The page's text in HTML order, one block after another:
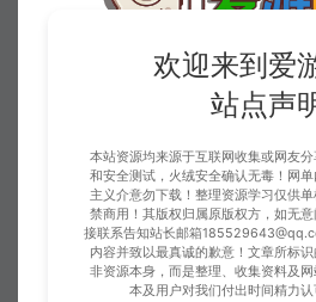
欢迎来到爱
站点声
本站资源均来源于互联网收集或网友
和安全测试，火绒安全确认无毒！网
主义介意勿下载！整理资源学习仅供
禁商用！其版权归属原版权方，如无
接联系告知站长邮箱
内容并致以最真诚的歉意！文章所标
非资源本身，而是整理、收集资料及
本及用户对我们付出时间精力认